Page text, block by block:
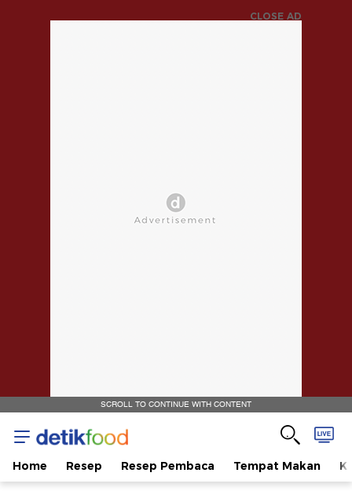
CLOSE AD
SCROLL TO CONTINUE WITH CONTENT
Home Resep Resep Pembaca Tempat Makan